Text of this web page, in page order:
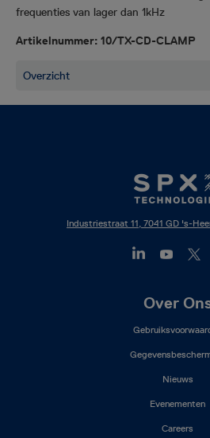
frequenties van lager dan 1kHz
Artikelnummer: 10/TX-CD-CLAMP
Industriestraat 11, 7041 GD 's-
Over
Nieuws
Evenementen
Careers